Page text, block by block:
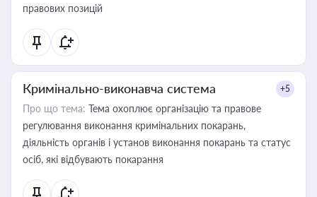
правових позицій
Кримінально-виконавча система +5
Про що тема: Тема охоплює організацію та правове
регулювання виконання кримінальних покарань,
діяльність органів і установ виконання покарань та статус
осіб, які відбувають покарання